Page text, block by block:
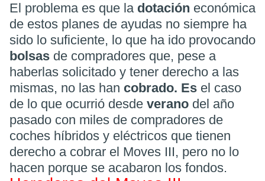
El problema es que la dotación económica
de estos planes de ayudas no siempre ha
sido lo suficiente, lo que ha ido provocando
bolsas de compradores que, pese a
haberlas solicitado y tener derecho a las
mismas, no las han cobrado. Es el caso
de lo que ocurrió desde verano del año
pasado con miles de compradores de
coches híbridos y eléctricos que tienen
derecho a cobrar el Moves III, pero no lo
hacen porque se acabaron los fondos.